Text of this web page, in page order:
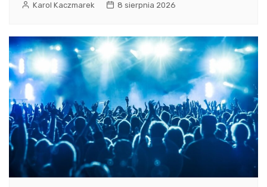
Karol Kaczmarek 8 sierpnia 2026